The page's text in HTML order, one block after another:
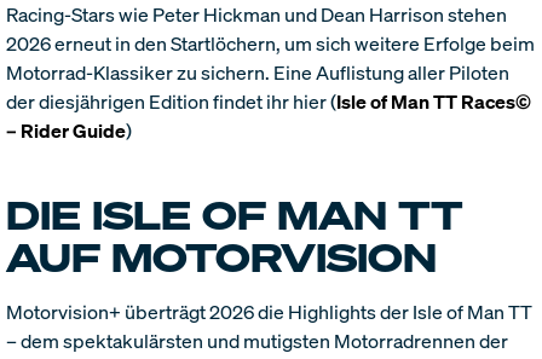
Racing-Stars wie Peter Hickman und Dean Harrison stehen
2026 erneut in den Startlöchern, um sich weitere Erfolge beim
Motorrad-Klassiker zu sichern. Eine Auflistung aller Piloten
der diesjährigen Edition findet ihr hier (Isle of Man TT Races©
– Rider Guide)
DIE ISLE OF MAN TT
AUF MOTORVISION
Motorvision+ überträgt 2026 die Highlights der Isle of Man TT
– dem spektakulärsten und mutigsten Motorradrennen der